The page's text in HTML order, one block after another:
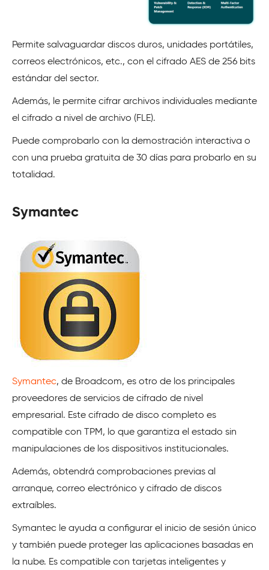
Permite salvaguardar discos duros, unidades portátiles,
correos electrónicos, etc., con el cifrado AES de 256 bits
estándar del sector.
Además, le permite cifrar archivos individuales mediante
el cifrado a nivel de archivo (FLE).
Puede comprobarlo con la demostración interactiva o
con una prueba gratuita de 30 días para probarlo en su
totalidad.
Symantec
Symantec, de Broadcom, es otro de los principales
proveedores de servicios de cifrado de nivel
empresarial. Este cifrado de disco completo es
compatible con TPM, lo que garantiza el estado sin
manipulaciones de los dispositivos institucionales.
Además, obtendrá comprobaciones previas al
arranque, correo electrónico y cifrado de discos
extraíbles.
Symantec le ayuda a configurar el inicio de sesión único
y también puede proteger las aplicaciones basadas en
la nube. Es compatible con tarjetas inteligentes y